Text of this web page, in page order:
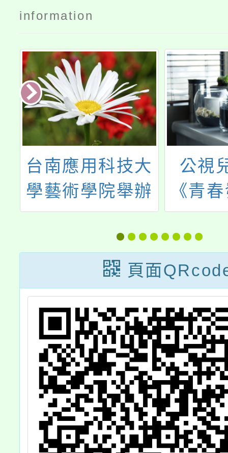
information
公視兒少節目
《青春發言人》
將於 12/15 晚間
9 點推出「躲在
螢幕背後的人是
誰？-青少年網路
交友詐騙」專
題，歡迎一起關
心了解，敬請 查
照。
長榮
115
中等
生職
入學
報名
頁面